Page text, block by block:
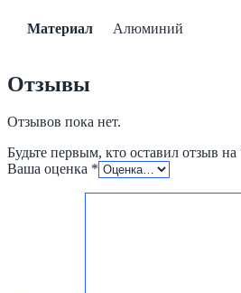
Материал Алюминий
Отзывы
Отзывов пока нет.
Будьте первым, кто оставил отзыв
Ваша оценка *